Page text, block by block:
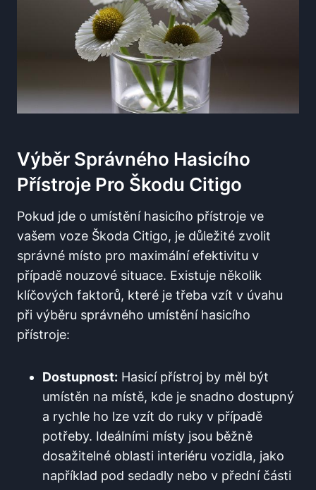
Výběr Správného Hasicího
Přístroje Pro Škodu Citigo
Pokud jde o umístění hasicího přístroje ve
vašem voze Škoda Citigo, je důležité zvolit
správné místo pro maximální efektivitu v
případě nouzové situace. Existuje několik
klíčových faktorů, které je třeba vzít v úvahu
při výběru správného umístění hasicího
přístroje:
Dostupnost: Hasicí přístroj by měl být
umístěn na místě, kde je snadno dostupný
a rychle ho lze vzít do ruky v případě
potřeby. Ideálními místy jsou běžně
dosažitelné oblasti interiéru vozidla, jako
například pod sedadly nebo v přední části